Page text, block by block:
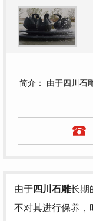
简介： 由于四川石
由于四川石雕长期
不对其进行保养，